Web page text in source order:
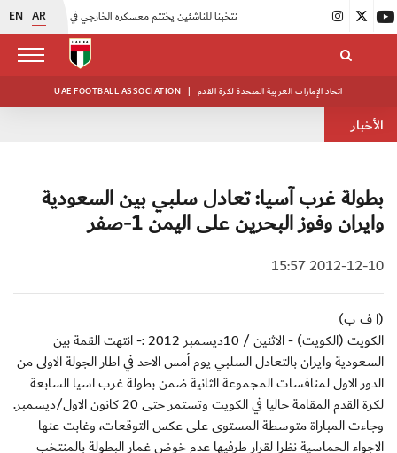
EN AR
اتحاد الكرة يُنظم ورشة عمل للمراقبين المعتمدين |
UAE FOOTBALL ASSOCIATION | اتحاد الإمارات العربية المتحدة لكرة القدم
الأخبار
بطولة غرب آسيا: تعادل سلبي بين السعودية
وايران وفوز البحرين على اليمن 1-صفر
2012-12-10 15:57
(ا ف ب)
الكويت (الكويت) - الاثنين / 10ديسمبر 2012 :- انتهت القمة بين
السعودية وايران بالتعادل السلبي يوم أمس الاحد في اطار الجولة الاولى من
الدور الاول لمنافسات المجموعة الثانية ضمن بطولة غرب اسيا السابعة
لكرة القدم المقامة حاليا في الكويت وتستمر حتى 20 كانون الاول/ديسمبر.
وجاءت المباراة متوسطة المستوى على عكس التوقعات، وغابت عنها
الاجواء الحماسية نظرا لقرار طرفيها عدم خوض غمار البطولة بالمنتخب